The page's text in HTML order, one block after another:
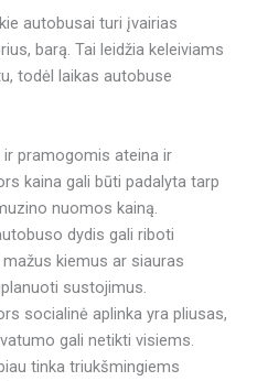
autobusai turi įvairias
barą. Tai leidžia keleiviams
todėl laikas autobuse
ir pramogomis ateina ir
kaina gali būti padalyta tarp
nuomos kainą.
dydis gali riboti
kiemus ar siauras
sustojimus.
socialinė aplinka yra pliusas,
gali netikti visiems.
tinka triukšmingiems